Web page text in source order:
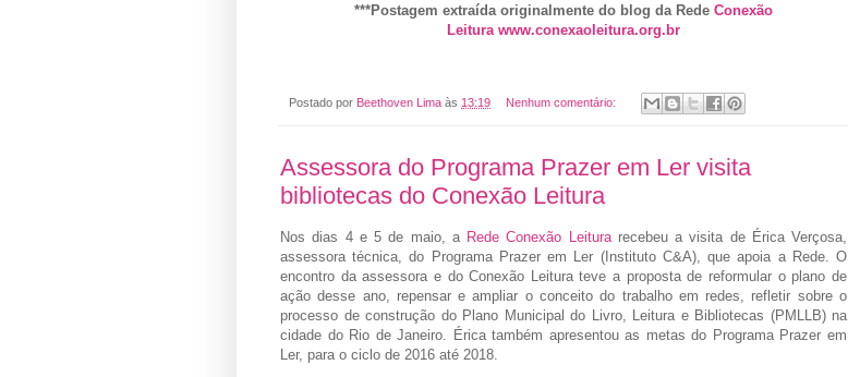
***Postagem extraída originalmente do blog da Rede Conexão
Leitura www.conexaoleitura.org.br
Postado por Beethoven Lima às 13:19 Nenhum comentário:
Assessora do Programa Prazer em Ler visita
bibliotecas do Conexão Leitura
Nos dias 4 e 5 de maio, a Rede Conexão Leitura recebeu a visita de Érica Verçosa,
assessora técnica, do Programa Prazer em Ler (Instituto C&A), que apoia a Rede. O
encontro da assessora e do Conexão Leitura teve a proposta de reformular o plano de
ação desse ano, repensar e ampliar o conceito do trabalho em redes, refletir sobre o
processo de construção do Plano Municipal do Livro, Leitura e Bibliotecas (PMLLB) na
cidade do Rio de Janeiro. Érica também apresentou as metas do Programa Prazer em
Ler, para o ciclo de 2016 até 2018.